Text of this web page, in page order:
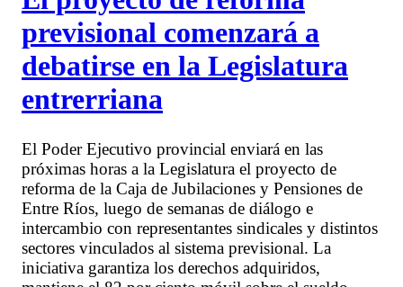
previsional comenzará a
debatirse en la Legislatura
entrerriana
El Poder Ejecutivo provincial enviará en las
próximas horas a la Legislatura el proyecto de
reforma de la Caja de Jubilaciones y Pensiones de
Entre Ríos, luego de semanas de diálogo e
intercambio con representantes sindicales y distintos
sectores vinculados al sistema previsional. La
iniciativa garantiza los derechos adquiridos,